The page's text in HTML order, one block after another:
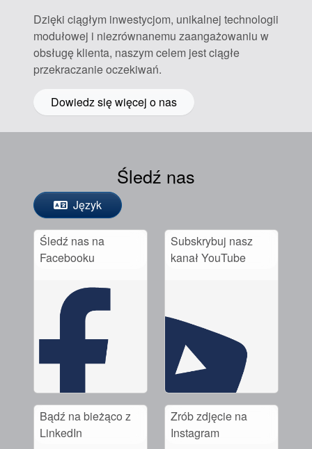
Dzięki ciągłym inwestycjom, unikalnej technologii
modułowej i niezrównanemu zaangażowaniu w
obsługę klienta, naszym celem jest ciągłe
przekraczanie oczekiwań.
Dowiedz się więcej o nas
Śledź nas
Język
Śledź nas na
Facebooku
Subskrybuj nasz
kanał YouTube
Bądź na bieżąco z
LinkedIn
Zrób zdjęcie na
Instagram